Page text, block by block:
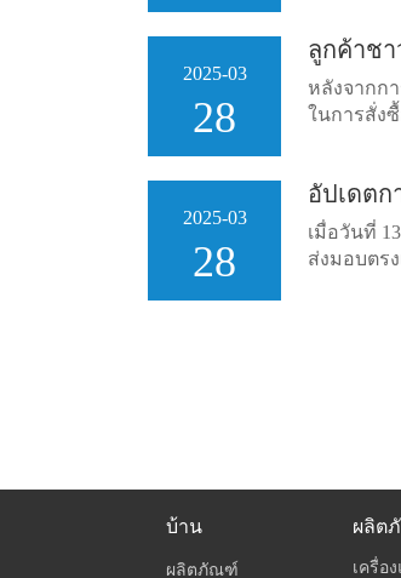
2025-03
28
ลูกค้าชา
หลังจากก
ในการสั่ง
2025-03
28
อัปเดต
เมื่อวันที่
ส่งมอบตร
บ้าน
ผลิตภัณฑ์
ผลิต
เครื่อ